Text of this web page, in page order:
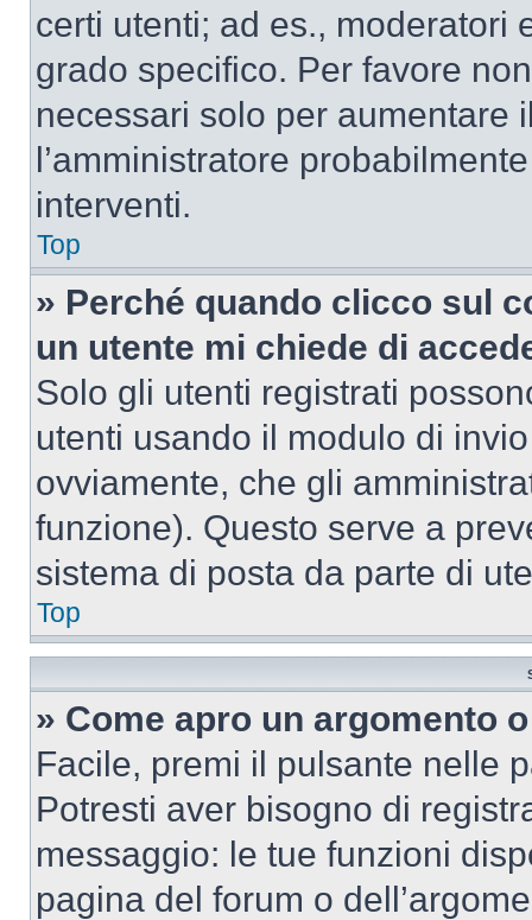
certi utenti; ad es., moderatori
grado specifico. Per favore
necessari solo per aumentare
l’amministratore
interventi.
Top
» Perché quando clicco sul
un utente mi chiede di
Solo gli utenti registrati
utenti usando il modulo di
ovviamente, che gli
funzione). Questo serve a
sistema di posta da parte di
Top
» Come apro un argomento
Facile, premi il pulsante nelle
Potresti aver bisogno di
messaggio: le tue funzioni
pagina del forum o